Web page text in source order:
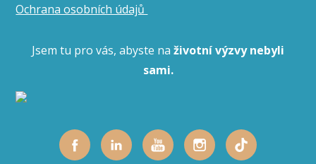
Ochrana osobních údajů
Jsem tu pro vás, abyste na životní výzvy nebyli
sami.